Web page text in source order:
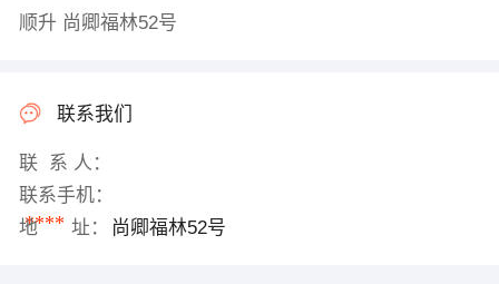
顺升 尚卿福林52号
联系我们
联 系 人：
联系手机：
****
地 址： 尚卿福林52号